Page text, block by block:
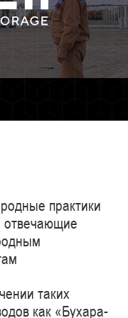
практики
отвечающие
таких
как «Бухара-